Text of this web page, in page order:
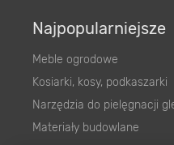
Kosiarki, kosy, podkaszarki
Narzędzia do pielęgnacji
Materiały budowlane
Tarasy, ścieżki, podjazdy